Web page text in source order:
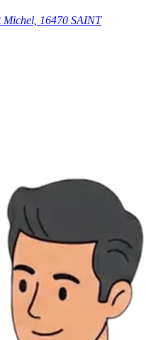
Michel, 16470 SAINT